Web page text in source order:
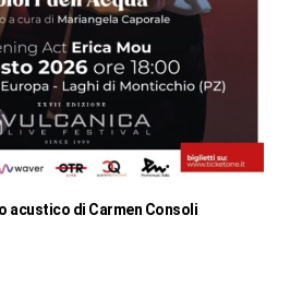
acustico di Carmen Consoli